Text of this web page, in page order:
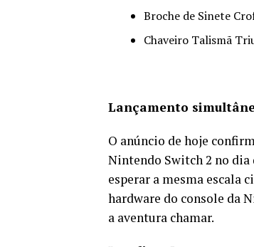
Broche de Sinete
Chaveiro Talismã
Lançamento
O anúncio de hoje
Nintendo Switch 2 no dia
esperar a mesma
hardware do console da
a aventura chamar.